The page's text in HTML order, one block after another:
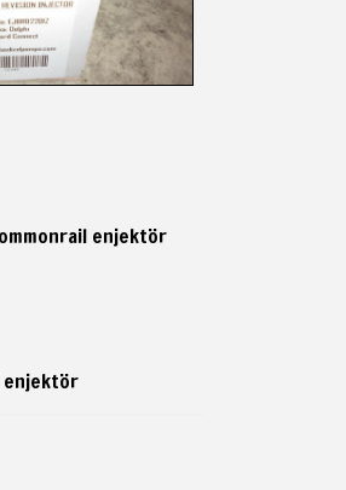
enjektör
enjektör